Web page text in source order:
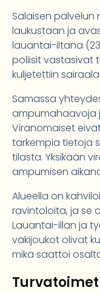
Salaisen palvelun
laukustaan ja
lauantai-iltana
poliisit vastasivat
kuljetettiin
Samassa
ampumahaavoja
Viranomaiset
tarkempia tietoja
tilasta. Yksikään
ampumisen
Alueella on
ravintoloita, ja se
Lauantai-illan ja
väkijoukot olivat
mikä saattoi